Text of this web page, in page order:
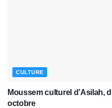
CULTURE
Moussem culturel d’Asilah,
octobre